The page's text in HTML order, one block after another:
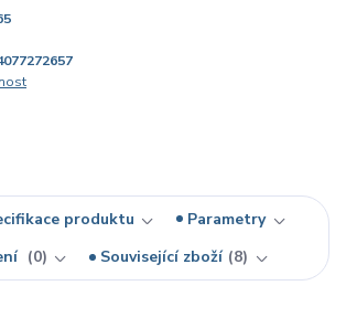
produktu
Parametry
0 Související zboží 8